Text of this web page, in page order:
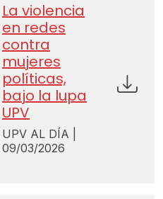
La violencia
en redes
contra
mujeres
políticas,
bajo la lupa
UPV
UPV AL DÍA |
09/03/2026